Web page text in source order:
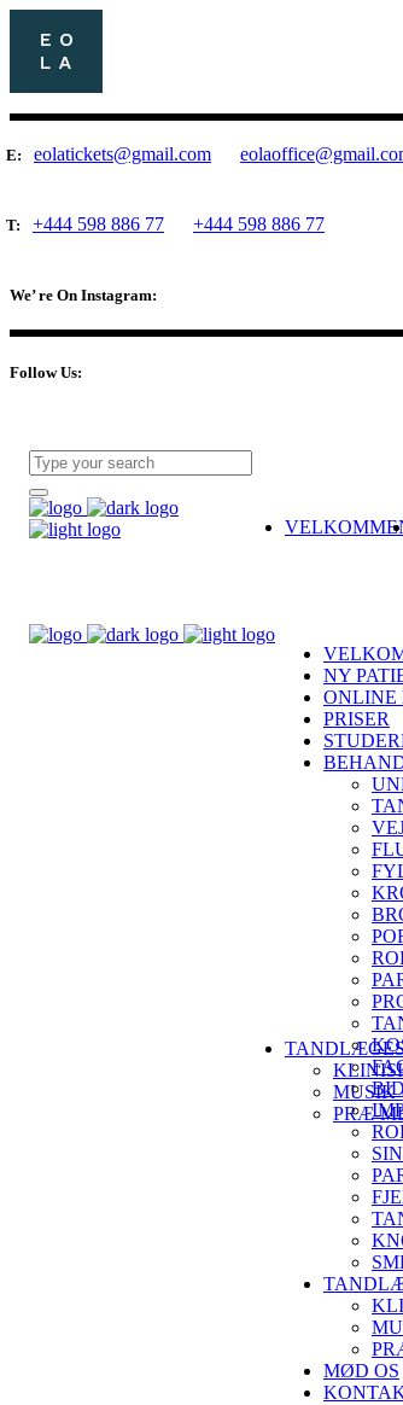
E: eolatickets@gmail.com
T: +444 598 886 77 +444 598 886 77
We’ re On Instagram:
Follow Us:
MUSIK
PRÆ-
NY
ONLINE
PRISER
MØD OS